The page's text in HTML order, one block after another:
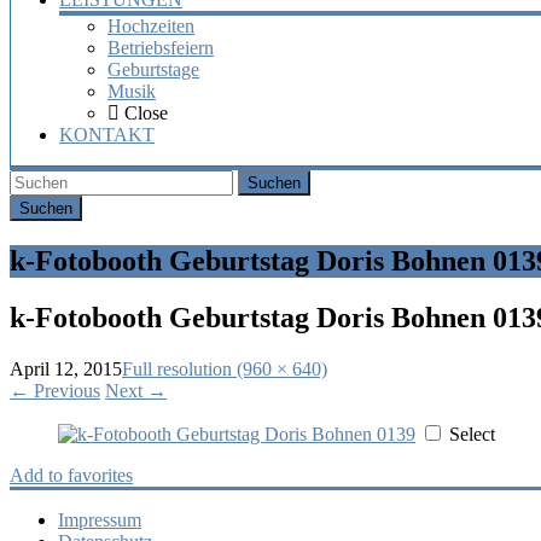
Hochzeiten
Betriebsfeiern
Geburtstage
Musik
Close
KONTAKT
Suchen
k-Fotobooth Geburtstag Doris Bohnen
k-Fotobooth Geburtstag Doris Bohnen
April 12, 2015Full resolution (960 × 640)
← Previous Next →
Select
Add to favorites
Impressum